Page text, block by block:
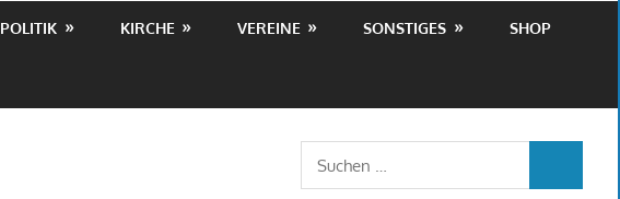
POLITIK KIRCHE VEREINE SONSTIGES SHOP